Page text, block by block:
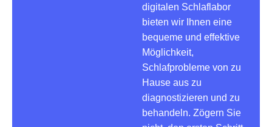
digitalen Schlaflabor
bieten wir Ihnen eine
bequeme und effektive
Möglichkeit,
Schlafprobleme von zu
Hause aus zu
diagnostizieren und zu
behandeln. Zögern Sie